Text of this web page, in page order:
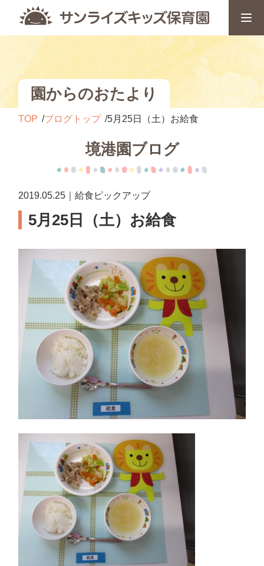
園からのおたより
TOP ブログトップ 5月25日（土）お給食
境港園ブログ
2019.05.25｜給食ピックアップ
5月25日（土）お給食